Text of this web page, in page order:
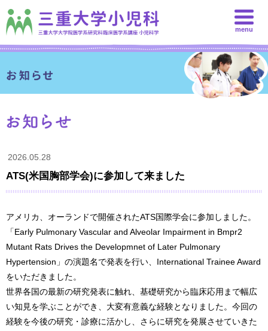
menu
2026.05.28
ATS(米国胸部学会)に参加して来ました
アメリカ、オーランドで開催されたATS国際学会に参加しました。
「Early Pulmonary Vascular and Alveolar Impairment in Bmpr2
Mutant Rats Drives the Developmnet of Later Pulmonary
Hypertension」の演題名で発表を行い、International Trainee Award
をいただきました。
世界各国の最新の研究発表に触れ、基礎研究から臨床応用まで幅広
い知見を学ぶことができ、大変有意義な経験となりました。今回の
経験を今後の研究・診療に活かし、さらに研究を発展させていきた